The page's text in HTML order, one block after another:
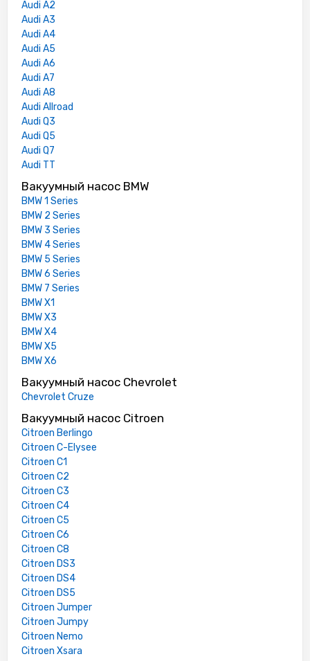
Audi A2
Audi A3
Audi A4
Audi A5
Audi A6
Audi A7
Audi A8
Audi Allroad
Audi Q3
Audi Q5
Audi Q7
Audi TT
Вакуумный насос BMW
BMW 1 Series
BMW 2 Series
BMW 3 Series
BMW 4 Series
BMW 5 Series
BMW 6 Series
BMW 7 Series
BMW X1
BMW X3
BMW X4
BMW X5
BMW X6
Вакуумный насос Chevrolet
Chevrolet Cruze
Вакуумный насос Citroen
Citroen Berlingo
Citroen C-Elysee
Citroen C1
Citroen C2
Citroen C3
Citroen C4
Citroen C5
Citroen C6
Citroen C8
Citroen DS3
Citroen DS4
Citroen DS5
Citroen Jumper
Citroen Jumpy
Citroen Nemo
Citroen Xsara